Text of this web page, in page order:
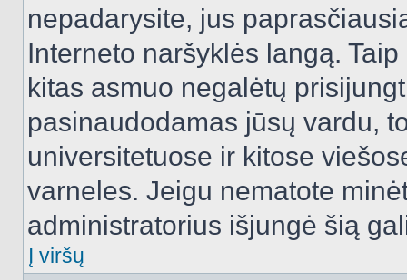
nepadarysite, jus
Interneto naršyklės langą.
kitas asmuo negalėtų
pasinaudodamas jūsų vardu,
universitetuose ir kitose
varneles. Jeigu nematote
administratorius išjungė šią
Į viršų